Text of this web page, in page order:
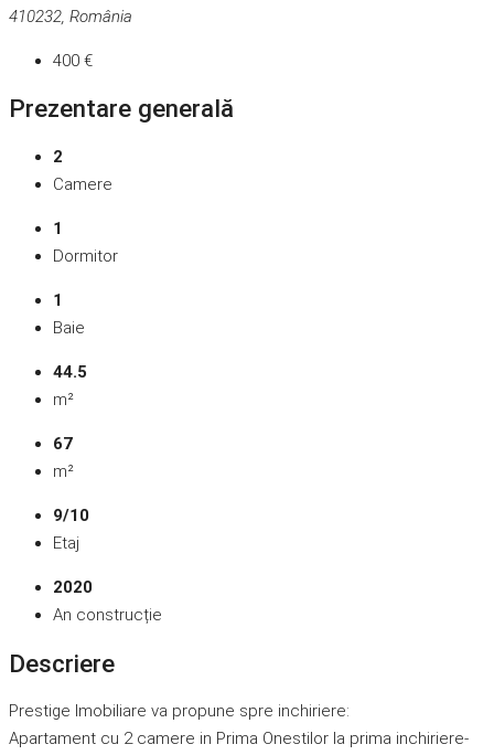
410232, România
400 €
Prezentare generală
2
Camere
1
Dormitor
1
Baie
44.5
m²
67
m²
9/10
Etaj
2020
An construcție
Descriere
Prestige Imobiliare va propune spre inchiriere:
Apartament cu 2 camere in Prima Onestilor la prima inchiriere-